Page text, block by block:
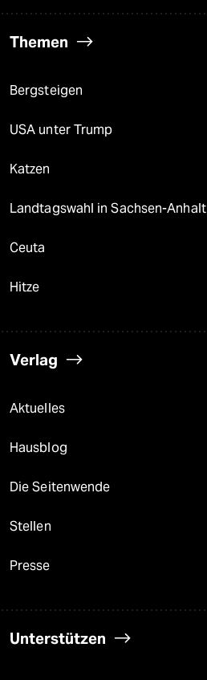
Themen
Bergsteigen
USA unter Trump
Katzen
Landtagswahl in Sachsen-Anhalt
Ceuta
Hitze
Verlag
Aktuelles
Hausblog
Die Seitenwende
Stellen
Presse
Unterstützen